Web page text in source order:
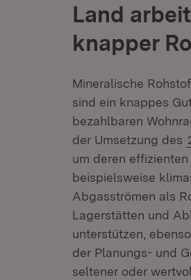
Land
knapper
Mineralische
sind ein knappes
bezahlbaren
der Umsetzung des
um deren
beispielsweise
Abgasströmen als
Lagerstätten und
unterstützen,
der Planungs- und
seltener oder